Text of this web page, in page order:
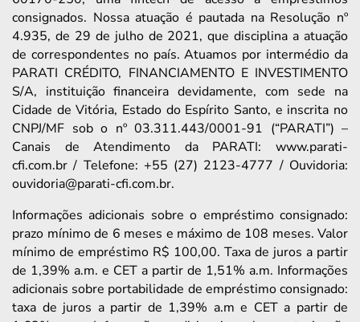
consignados. Nossa atuação é pautada na Resolução nº
4.935, de 29 de julho de 2021, que disciplina a atuação
de correspondentes no país. Atuamos por intermédio da
PARATI CRÉDITO, FINANCIAMENTO E INVESTIMENTO
S/A, instituição financeira devidamente, com sede na
Cidade de Vitória, Estado do Espírito Santo, e inscrita no
CNPJ/MF sob o nº 03.311.443/0001-91 (“PARATI”) –
Canais de Atendimento da PARATI: www.parati-
cfi.com.br / Telefone: +55 (27) 2123-4777 / Ouvidoria:
ouvidoria@parati-cfi.com.br.
Informações adicionais sobre o empréstimo consignado:
prazo mínimo de 6 meses e máximo de 108 meses. Valor
mínimo de empréstimo R$ 100,00. Taxa de juros a partir
de 1,39% a.m. e CET a partir de 1,51% a.m. Informações
adicionais sobre portabilidade de empréstimo consignado:
taxa de juros a partir de 1,39% a.m e CET a partir de